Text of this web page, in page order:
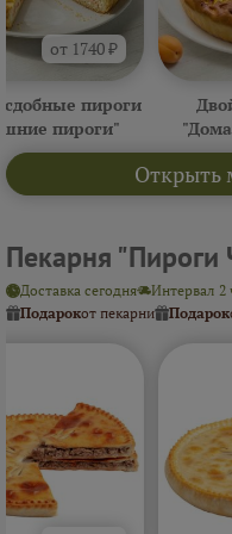
Открыть
от 1740 ₽
пироги
пироги"
Пекарня "Пироги
Доставка сегодня Интервал 2
Подарокот пекарни Подарок